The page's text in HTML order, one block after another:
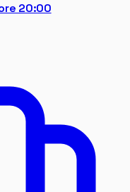
20:00